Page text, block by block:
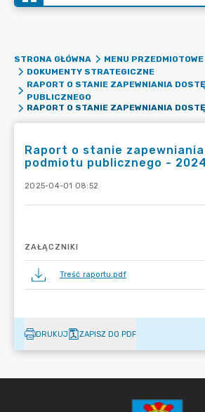
STRONA GŁÓWNA
MENU PRZEDMIOTOWE
DOKUMENTY STRATEGICZNE
RAPORT O STANIE ZAPEWNIANIA
PUBLICZNEGO
Raport o stanie
podmiotu publicznego - 2024
2025-04-01 08:52
ZAŁĄCZNIKI
Treść raportu.pdf
DRUKUJ ZAPISZ DO PDF